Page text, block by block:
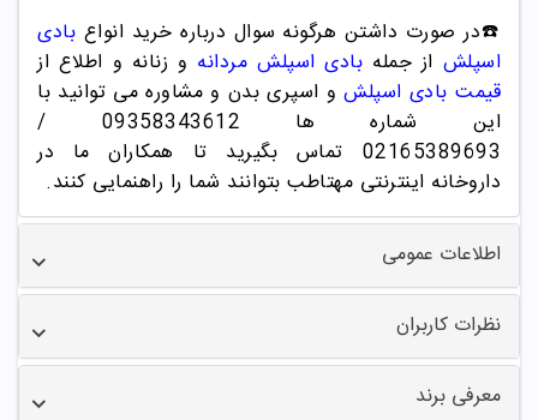
☎️در صورت داشتن هرگونه سوال درباره خرید انواع بادی
اسپلش از جمله بادی اسپلش مردانه و زنانه و اطلاع از
قیمت بادی اسپلشو اسپری بدن و مشاوره می توانید با
این شماره ها 09358343612 /
02165389693
تماس بگیرید تا همکاران ما در
داروخانه اینترنتی مهتاطب بتوانند شما را راهنمایی کنند.
اطلاعات عمومی
نظرات کاربران
معرفی برند